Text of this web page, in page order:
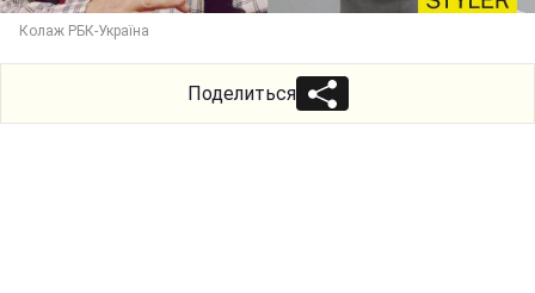
Колаж РБК-Україна
Поделиться